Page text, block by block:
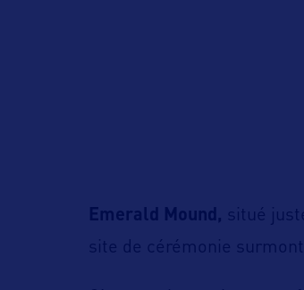
Emerald Mound, situé
site de cérémonie